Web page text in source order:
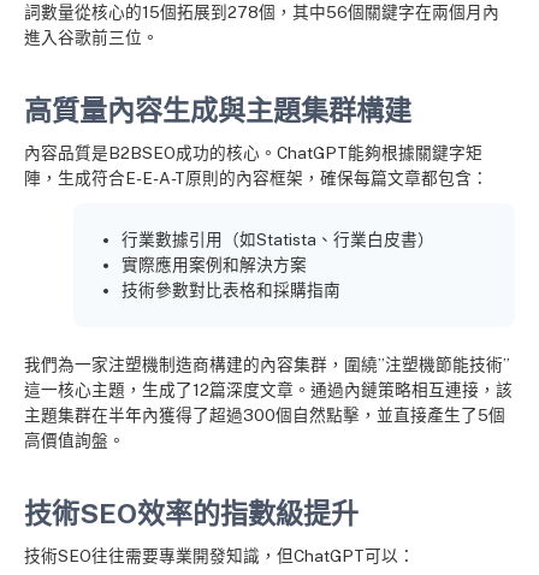
詞數量從核心的15個拓展到278個，其中56個關鍵字在兩個月內
進入谷歌前三位。
高質量內容生成與主題集群構建
內容品質是B2BSEO成功的核心。ChatGPT能夠根據關鍵字矩
陣，生成符合E-E-A-T原則的內容框架，確保每篇文章都包含：
行業數據引用（如Statista、行業白皮書）
實際應用案例和解決方案
技術參數對比表格和採購指南
我們為一家注塑機制造商構建的內容集群，圍繞”注塑機節能技術”
這一核心主題，生成了12篇深度文章。通過內鏈策略相互連接，該
主題集群在半年內獲得了超過300個自然點擊，並直接產生了5個
高價值詢盤。
技術SEO效率的指數級提升
技術SEO往往需要專業開發知識，但ChatGPT可以：